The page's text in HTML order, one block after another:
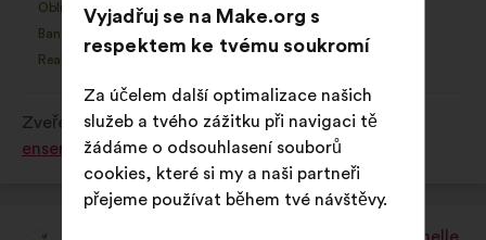
kvalifikován:
Oblíbený
: 40
krát
Banalita
:krát
Realistický
:krát
Tento
návrh
kvalifikován:
:krát
krát
Zveřejněno v Comment protéger et restaurer
ensemble la biodiversité?
Vyjadřuj se na Make.org s
respektem ke tvému soukromí
Za účelem další optimalizace našich
služeb a tvého zážitku při navigaci tě
žádáme o odsouhlasení souborů
cookies, které si my a naši partneři
přejeme používat během tvé návštěvy.